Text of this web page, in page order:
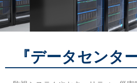
ス
キ
ッ
『データセンター